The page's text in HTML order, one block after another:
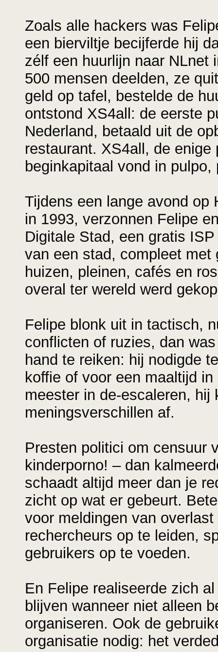
Zoals alle hackers was
een bierviltje becijferde hij
zélf een huurlijn naar NLnet
500 mensen deelden, ze
geld op tafel, bestelde de
ontstond XS4all: de eerste
Nederland, betaald uit de
restaurant. XS4all, de
beginkapitaal vond in
Tijdens een lange avond op
in 1993, verzonnen Felipe
Digitale Stad, een gratis
van een stad, compleet
huizen, pleinen, cafés en
overal ter wereld werd
Felipe blonk uit in tactisch,
conflicten of ruzies, dan
hand te reiken: hij nodigde
koffie of voor een maaltijd
meester in de-escaleren,
meningsverschillen af.
Presten politici om censuur
kinderporno! – dan
schaadt altijd meer dan je
zicht op wat er gebeurt.
voor meldingen van
rechercheurs op te leiden,
gebruikers op te voeden.
En Felipe realiseerde zich
blijven wanneer niet alleen
organiseren. Ook de
organisatie nodig: het